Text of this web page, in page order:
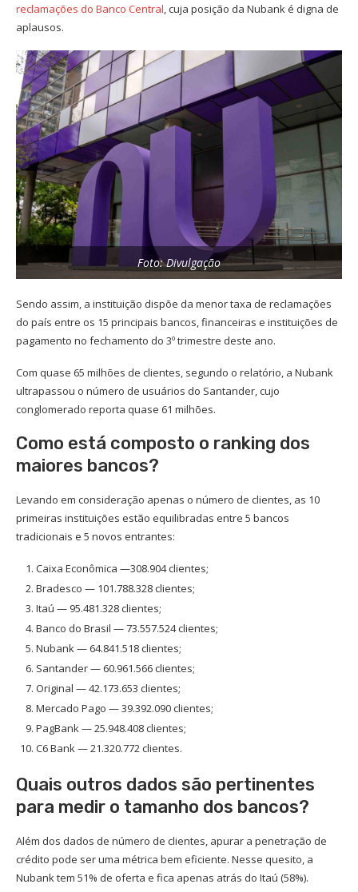
reclamações do Banco Central, cuja posição da Nubank é digna de
aplausos.
Foto: Divulgação
Sendo assim, a instituição dispõe da menor taxa de reclamações
do país entre os 15 principais bancos, financeiras e instituições de
pagamento no fechamento do 3º trimestre deste ano.
Com quase 65 milhões de clientes, segundo o relatório, a Nubank
ultrapassou o número de usuários do Santander, cujo
conglomerado reporta quase 61 milhões.
Como está composto o ranking dos
maiores bancos?
Levando em consideração apenas o número de clientes, as 10
primeiras instituições estão equilibradas entre 5 bancos
tradicionais e 5 novos entrantes:
Caixa Econômica —308.904 clientes;
Bradesco — 101.788.328 clientes;
Itaú — 95.481.328 clientes;
Banco do Brasil — 73.557.524 clientes;
Nubank — 64.841.518 clientes;
Santander — 60.961.566 clientes;
Original — 42.173.653 clientes;
Mercado Pago — 39.392.090 clientes;
PagBank — 25.948.408 clientes;
C6 Bank — 21.320.772 clientes.
Quais outros dados são pertinentes
para medir o tamanho dos bancos?
Além dos dados de número de clientes, apurar a penetração de
crédito pode ser uma métrica bem eficiente. Nesse quesito, a
Nubank tem 51% de oferta e fica apenas atrás do Itaú (58%).